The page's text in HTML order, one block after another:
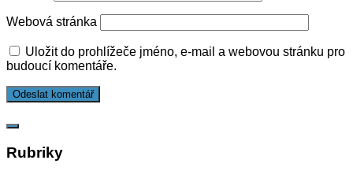
Webová stránka
Uložit do prohlížeče jméno, e-mail a webovou stránku pro
budoucí komentáře.
Rubriky